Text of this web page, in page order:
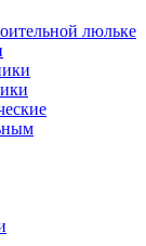
люльке